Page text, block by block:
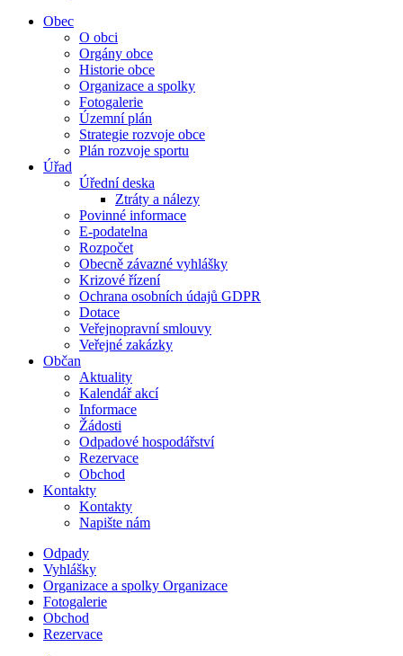
Obec
O obci
Orgány obce
Historie obce
Organizace a spolky
Fotogalerie
Územní plán
Strategie rozvoje obce
Plán rozvoje sportu
Úřad
Úřední deska
Ztráty a nálezy
Povinné informace
E-podatelna
Rozpočet
Obecně závazné vyhlášky
Krizové řízení
Ochrana osobních údajů GDPR
Dotace
Veřejnopravní smlouvy
Veřejné zakázky
Občan
Aktuality
Kalendář akcí
Informace
Žádosti
Odpadové hospodářství
Rezervace
Obchod
Kontakty
Kontakty
Napište nám
Odpady
Vyhlášky
Organizace a spolky Organizace
Fotogalerie
Obchod
Rezervace